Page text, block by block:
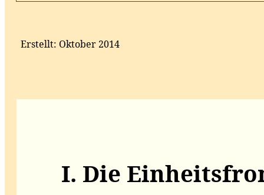
Erstellt: Oktober 2014
I. Die